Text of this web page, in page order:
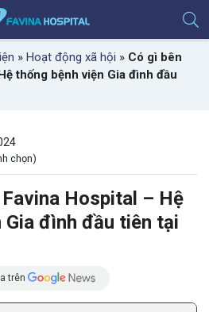
» Hoạt động xã hội » Có gì bên
thống bệnh viện Gia đình đầu
chọn)
Hospital – Hệ
Gia đình đầu tiên tại
trên